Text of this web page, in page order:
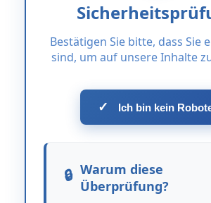
Bestätigen Sie bitte, dass Sie
sind, um auf unsere Inhalte
✓ Ich bin kein
Warum diese
Überprüfung?